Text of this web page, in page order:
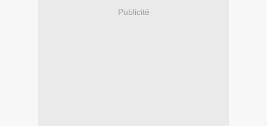
Publicité